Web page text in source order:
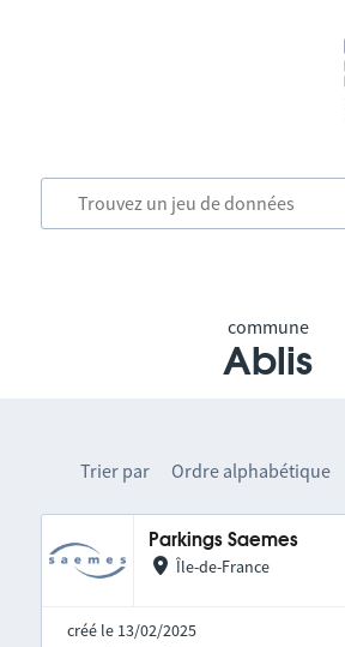
commune
Ablis
Trier par Ordre alphabétique
Parkings Saemes
Île-de-France
créé le 13/02/2025